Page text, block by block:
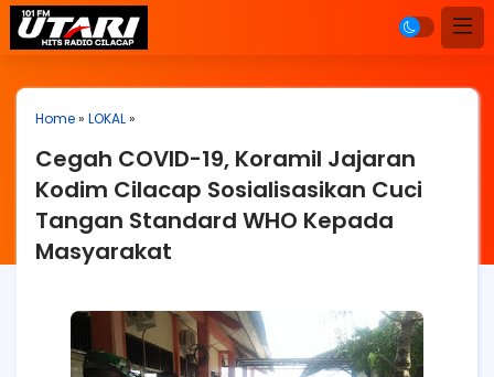
Home» LOKAL»
Cegah COVID-19, Koramil Jajaran
Kodim Cilacap Sosialisasikan Cuci
Tangan Standard WHO Kepada
Masyarakat